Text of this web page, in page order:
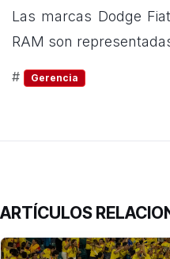
Las marcas Dodge
RAM son
# Gerencia
ARTÍCULOS